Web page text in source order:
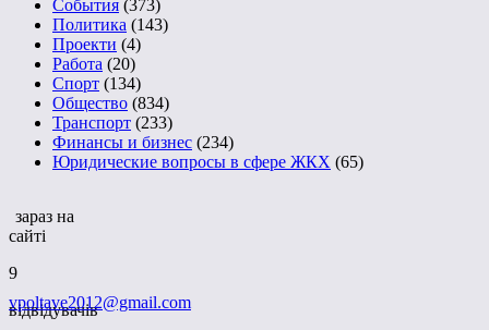
События (373)
Политика (143)
Проекти (4)
Работа (20)
Спорт (134)
Общество (834)
Транспорт (233)
Финансы и бизнес (234)
Юридические вопросы в сфере ЖКХ (65)
зараз на
сайті
9
відвідувачів
vpoltave2012@gmail.com